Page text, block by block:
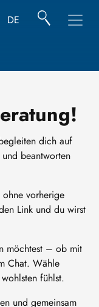
DE
dich auf
beantworten
vorherige
Link und du wirst
möchtest – ob mit
Chat. Wähle
fühlst.
und gemeinsam